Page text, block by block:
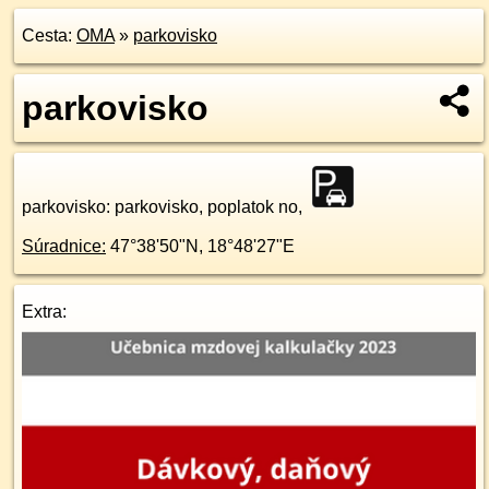
Cesta: OMA» parkovisko
parkovisko
parkovisko: parkovisko, poplatok no,
Súradnice: 47°38'50"N , 18°48'27"E
Extra: